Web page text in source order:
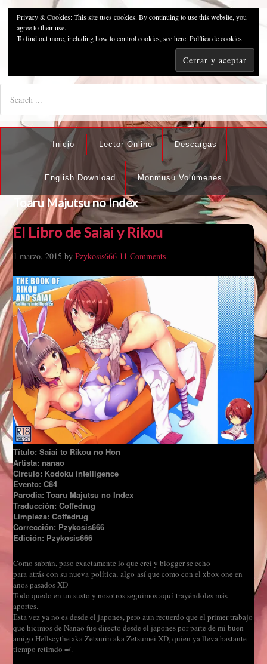
Pzykosis666HFansub
"I'm the best there is at what I do, but what I do best isn't very
Inicio Lector Online Descargas
English Download Monmusu Volúmenes
Toaru Majutsu no Index
El Libro de Saiai y Rikou
1 marzo, 2015 byPzykosis666 11 Comments
Título: Saiai to Rikou no Hon
Artista: nanao
Círculo: Kodoku intelligence
Evento: C84
Parodia: Toaru Majutsu no Index
Traducción: Coffedrug
Limpieza: Coffedrug
Corrección: Pzykosis666
Edición: Pzykosis666
Como sabrán, paso exactamente lo que creí y blogger se echo
para atrás con su nueva política, algo así que como con el xbox one en
años pasados XD
Todo quedo en un susto y nosotros seguimos aquí trayéndoles más
aportes.
Esta vez ya no es desde el japones, pero aun recuerdo que el primer trabajo
que hicimos de Nanao fue directo desde el japones por parte de mi buen
amigo Hellscythe aka Zetsurin aka Zetsumei XD, quien ya lleva bastante
tiempo retirado =/.
Privacy & Cookies: This site uses cookies. By continuing to use this website, you
agree to their use.
To find out more, including how to control cookies, see here:Política de cookies